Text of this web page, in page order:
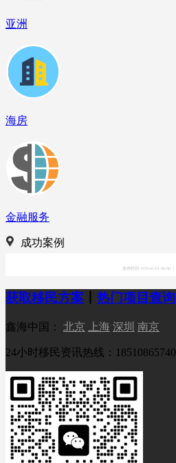
亚洲
海房
金融服务
成功案例
发布时间:1970-01-01 08:00
获取移民方案 热门项目查询
鑫海中国： 北京 上海 深圳 南京
24小时移民资讯热线：18510865740